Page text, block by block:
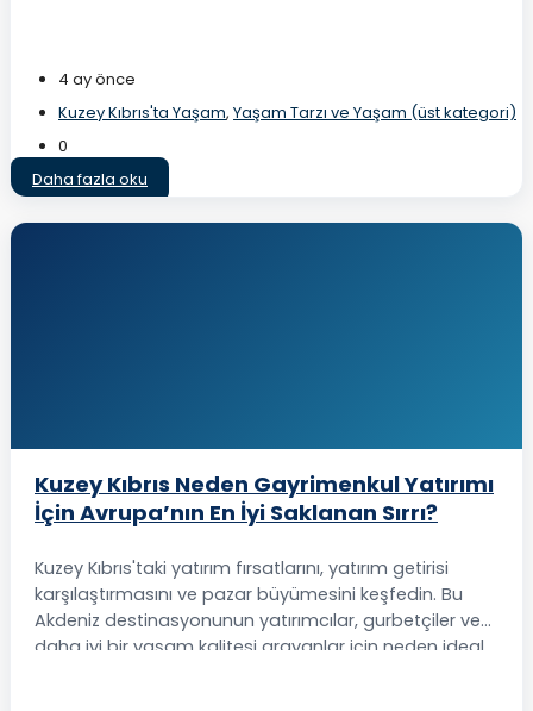
4 ay önce
Kuzey Kıbrıs'ta Yaşam, Yaşam Tarzı ve Yaşam (üst kategori)
0
Daha fazla oku
Kuzey Kıbrıs Neden Gayrimenkul Yatırımı
İçin Avrupa’nın En İyi Saklanan Sırrı?
Kuzey Kıbrıs'taki yatırım fırsatlarını, yatırım getirisi
karşılaştırmasını ve pazar büyümesini keşfedin. Bu
Akdeniz destinasyonunun yatırımcılar, gurbetçiler ve
daha iyi bir yaşam kalitesi arayanlar için neden ideal